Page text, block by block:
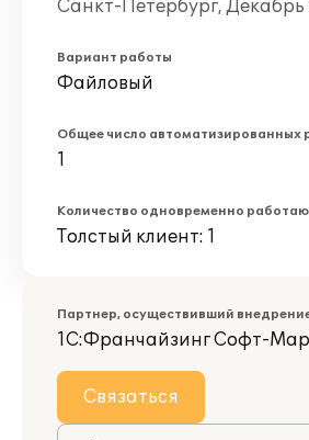
Санкт-Петербург,
Вариант работы
Файловый
Общее число автоматизированных
1
Количество одновременно
Толстый клиент: 1
Партнер, осуществивший
1С:Франчайзинг Софт-
Связаться